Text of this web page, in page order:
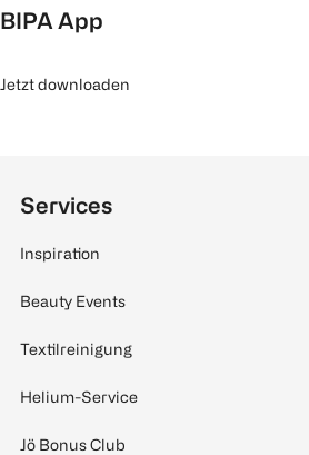
BIPA App
Jetzt downloaden
Services
Inspiration
Beauty Events
Textilreinigung
Helium-Service
Jö Bonus Club